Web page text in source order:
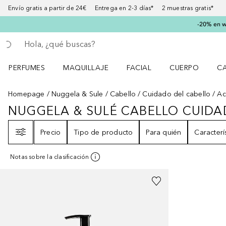
Envío gratis a partir de 24€ Entrega en 2-3 días* 2 muestras gratis*
-20% en
Regresar
Ejecutar búsqueda
PERFUMES
MAQUILLAJE
FACIAL
CUERPO
Homepage
Nuggela & Sule Cabello Cuidado del cabello
NUGGELA & SULÉ CABELLO
NUGGELA & SULÉ CABELLO
Precio
Tipo de producto Para quién
Notas sobre la clasificación